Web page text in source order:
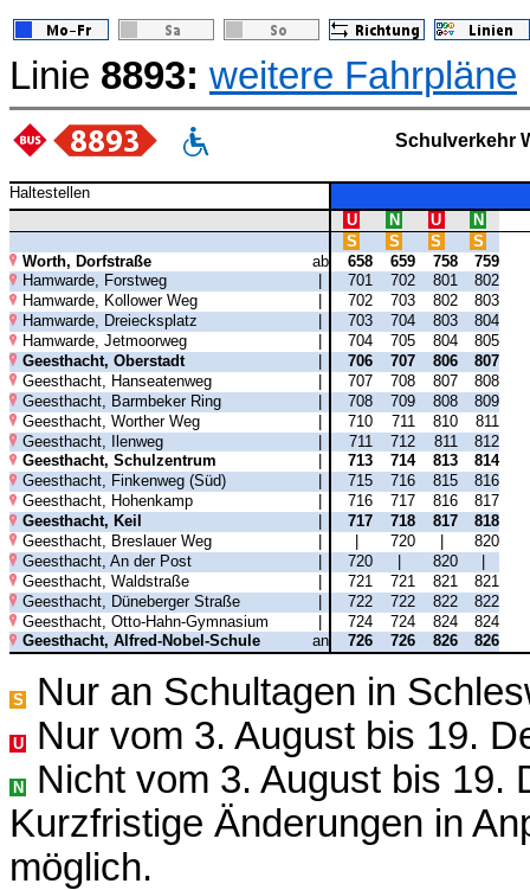
Linie 8893: weitere Fahrpläne
Schulverkehr
Haltestellen
U
N U
N
S
S S
S
Worth, Dorfstraße
ab 658 659 758
759
Hamwarde, Forstweg
701 702 801
802
Hamwarde, Kollower Weg
702 703 802
803
Hamwarde, Dreiecksplatz
703 704 803
804
Hamwarde, Jetmoorweg
704 705 804
805
Geesthacht, Oberstadt
706 707 806
807
Geesthacht, Hanseatenweg
707 708 807
808
Geesthacht, Barmbeker Ring
708 709 808
809
Geesthacht, Worther Weg
| 710 711 810
811
Geesthacht, Ilenweg
| 711 712 811
812
Geesthacht, Schulzentrum
713 714 813
814
Geesthacht, Finkenweg (Süd)
715 716 815
816
Geesthacht, Hohenkamp
716 717 816
817
Geesthacht, Keil
717 718 817
818
Geesthacht, Breslauer Weg
720
820
Geesthacht, An der Post
720 820
Geesthacht, Waldstraße
721 721 821
821
Geesthacht, Düneberger Straße
| 722 722 822
822
Geesthacht, Otto-Hahn-Gymnasium
| 724 724 824
824
Geesthacht, Alfred-Nobel-Schule
an 726 726 826 826
S Nur an Schultagen in
U Nur vom 3. August bis 19.
N
Nicht vom 3. August bis 19.
Kurzfristige Änderungen in
möglich.